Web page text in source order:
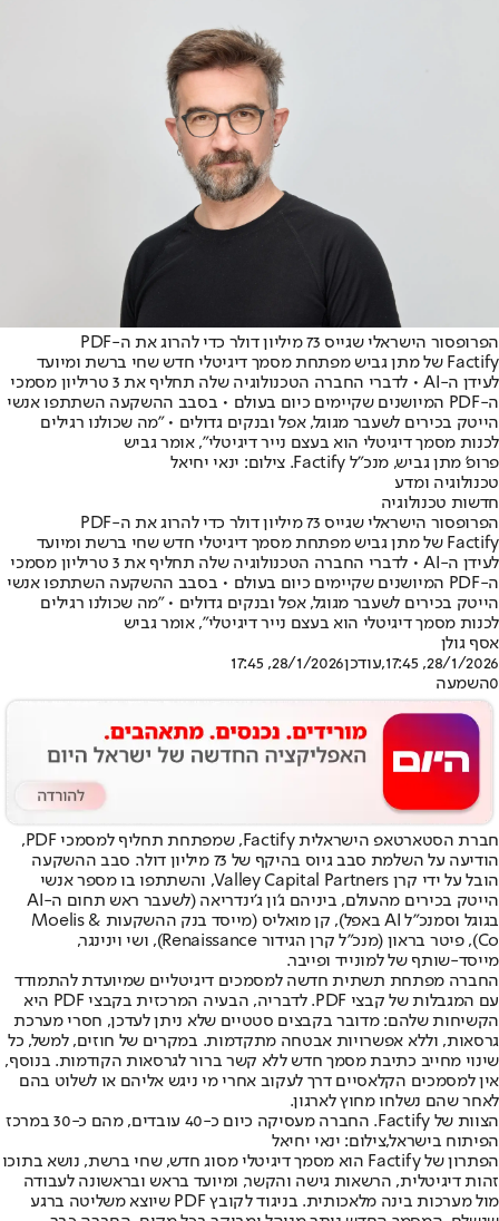
הפרופסור הישראלי שגייס 73 מיליון דולר כדי להרוג את ה-PDF
Factify של מתן גביש מפתחת מסמך דיגיטלי חדש שחי ברשת ומיועד
לעידן ה-AI • לדברי החברה הטכנולוגיה שלה תחליף את 3 טריליון מסמכי
ה-PDF המיושנים שקיימים כיום בעולם • בסבב ההשקעה השתתפו אנשי
הייטק בכירים לשעבר מגוגל, אפל ובנקים גדולים • "מה שכולנו רגילים
לכנות מסמך דיגיטלי הוא בעצם נייר דיגיטלי", אומר גביש
פרופ' מתן גביש, מנכ"ל Factify. צילום: ינאי יחיאל
טכנולוגיה ומדע
חדשות טכנולוגיה
הפרופסור הישראלי שגייס 73 מיליון דולר כדי להרוג את ה-PDF
Factify של מתן גביש מפתחת מסמך דיגיטלי חדש שחי ברשת ומיועד
לעידן ה-AI • לדברי החברה הטכנולוגיה שלה תחליף את 3 טריליון מסמכי
ה-PDF המיושנים שקיימים כיום בעולם • בסבב ההשקעה השתתפו אנשי
הייטק בכירים לשעבר מגוגל, אפל ובנקים גדולים • "מה שכולנו רגילים
לכנות מסמך דיגיטלי הוא בעצם נייר דיגיטלי", אומר גביש
אסף גולן
28/1/2026, 17:45
,עודכן28/1/2026, 17:45
0השמעה
חברת הסטארטאפ הישראלית Factify, שמפתחת תחליף למסמכי PDF,
הודיעה על השלמת סבב גיוס בהיקף של 73 מיליון דולר. סבב ההשקעה
הובל על ידי קרן Valley Capital Partners, והשתתפו בו מספר אנשי
הייטק בכירים מהעולם, ביניהם ג'ון ג'ינדריאה (לשעבר ראש תחום ה-AI
בגוגל וסמנכ"ל AI באפל), קן מואליס (מייסד בנק ההשקעות Moelis &
Co), פיטר בראון (מנכ"ל קרן הגידור Renaissance), ושי וינינגר,
מייסד-שותף של למונייד ופייבר.
החברה מפתחת תשתית חדשה למסמכים דיגיטליים שמיועדת להתמודד
עם המגבלות של קבצי PDF. לדבריה, הבעיה המרכזית בקבצי PDF היא
הקשיחות שלהם: מדובר בקבצים סטטיים שלא ניתן לעדכן, חסרי מערכת
גרסאות, וללא אפשרויות אבטחה מתקדמות. במקרים של חוזים, למשל, כל
שינוי מחייב כתיבת מסמך חדש ללא קשר ברור לגרסאות הקודמות. בנוסף,
אין למסמכים הקלאסיים דרך לעקוב אחרי מי ניגש אליהם או לשלוט בהם
לאחר שהם נשלחו מחוץ לארגון.
הצוות של Factify. החברה מעסיקה כיום כ-40 עובדים, מהם כ-30 במרכז
הפיתוח בישראל,צילום: ינאי יחיאל
הפתרון של Factify הוא מסמך דיגיטלי מסוג חדש, שחי ברשת, נושא בתוכו
זהות דיגיטלית, הרשאות גישה והקשר, ומיועד בראש ובראשונה לעבודה
מול מערכות בינה מלאכותית. בניגוד לקובץ PDF שיוצא משליטה ברגע